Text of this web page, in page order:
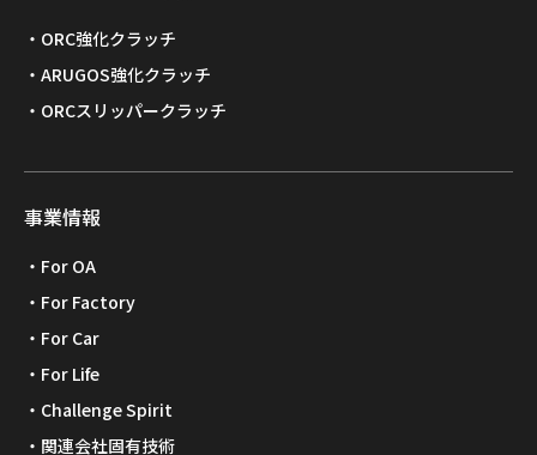
ORC強化クラッチ
ARUGOS強化クラッチ
ORCスリッパークラッチ
事業情報
For OA
For Factory
For Car
For Life
Challenge Spirit
関連会社固有技術